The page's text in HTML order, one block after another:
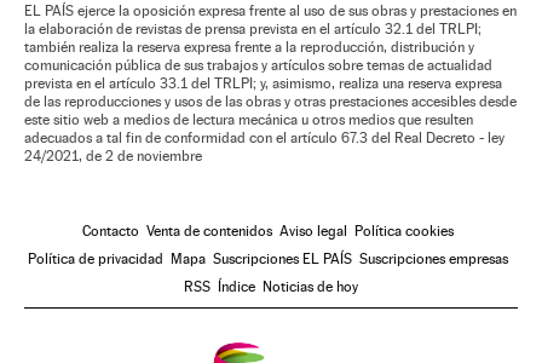
EL PAÍS ejerce la oposición expresa frente al uso de sus obras y prestaciones en
la elaboración de revistas de prensa prevista en el artículo 32.1 del TRLPI;
también realiza la reserva expresa frente a la reproducción, distribución y
comunicación pública de sus trabajos y artículos sobre temas de actualidad
prevista en el artículo 33.1 del TRLPI; y, asimismo, realiza una reserva expresa
de las reproducciones y usos de las obras y otras prestaciones accesibles desde
este sitio web a medios de lectura mecánica u otros medios que resulten
adecuados a tal fin de conformidad con el artículo 67.3 del Real Decreto - ley
24/2021, de 2 de noviembre
Contacto Venta de contenidos Aviso legal Política cookies
Política de privacidad Mapa Suscripciones EL PAÍS Suscripciones empresas
RSS Índice Noticias de hoy